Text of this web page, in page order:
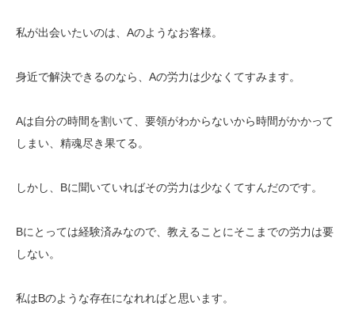
私が出会いたいのは、Aのようなお客様。
身近で解決できるのなら、Aの労力は少なくてすみます。
Aは自分の時間を割いて、要領がわからないから時間がかかって
しまい、精魂尽き果てる。
しかし、Bに聞いていればその労力は少なくてすんだのです。
Bにとっては経験済みなので、教えることにそこまでの労力は要
しない。
私はBのような存在になれればと思います。